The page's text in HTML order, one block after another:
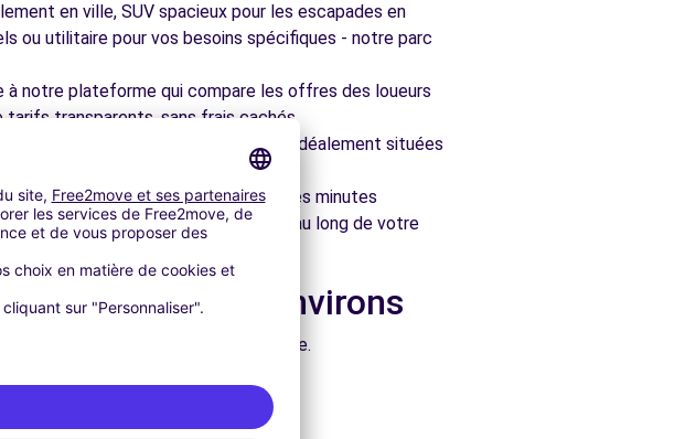
km
km
en ville, SUV spacieux pour les escapades en
ou utilitaire pour vos besoins spécifiques - notre parc
à notre plateforme qui compare les offres des loueurs
transparents, sans frais cachés.
nombreuses agences partenaires, idéalement situées
de votre séjour.
réserver votre véhicule en quelques minutes
et vous accompagner tout au long de votre
et dans les environs
de la puissance bourguignonne.
le patrimoine dijonnais.
dans ce marché couvert animé.